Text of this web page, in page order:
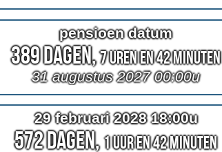
pensioen datum
389 Dagen,7 Uren en 42 Minuten
31 augustus 2027 00:00u
29 februari 2028 18:00u
572 Dagen,1 Uur en 42 Minuten